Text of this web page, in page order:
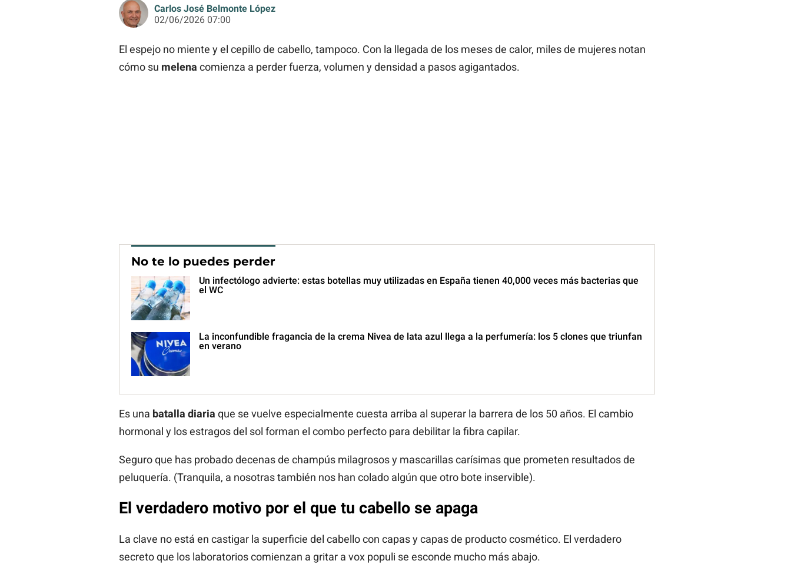
Carlos José Belmonte López
02/06/2026 07:00
El espejo no miente y el cepillo de cabello, tampoco. Con la llegada de los meses de calor, miles de mujeres notan
cómo su melena comienza a perder fuerza, volumen y densidad a pasos agigantados.
No te lo puedes perder
Un infectólogo advierte: estas botellas muy utilizadas en España tienen 40,000 veces más bacterias que
el WC
La inconfundible fragancia de la crema Nivea de lata azul llega a la perfumería: los 5 clones que triunfan
en verano
Es una batalla diaria que se vuelve especialmente cuesta arriba al superar la barrera de los 50 años. El cambio
hormonal y los estragos del sol forman el combo perfecto para debilitar la fibra capilar.
Seguro que has probado decenas de champús milagrosos y mascarillas carísimas que prometen resultados de
peluquería. (Tranquila, a nosotras también nos han colado algún que otro bote inservible).
El verdadero motivo por el que tu cabello se apaga
La clave no está en castigar la superficie del cabello con capas y capas de producto cosmético. El verdadero
secreto que los laboratorios comienzan a gritar a vox populi se esconde mucho más abajo.